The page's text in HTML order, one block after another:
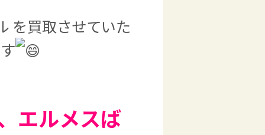
を買取させていた
エルメスば